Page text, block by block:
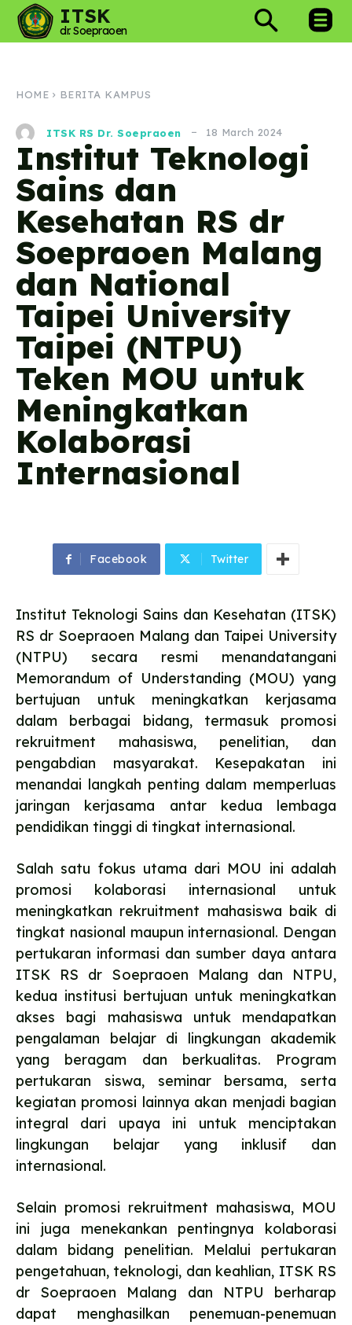
ITSK
dr. Soepraoen
HOME BERITA KAMPUS
ITSK RS Dr. Soepraoen 18 March 2024
Institut Teknologi
Sains dan
Kesehatan RS dr
Soepraoen Malang
dan National
Taipei University
Taipei (NTPU)
Teken MOU untuk
Meningkatkan
Kolaborasi
Internasional
Facebook Twitter
Institut Teknologi Sains dan Kesehatan (ITSK)
RS dr Soepraoen Malang dan Taipei University
(NTPU) secara resmi menandatangani
Memorandum of Understanding (MOU) yang
bertujuan untuk meningkatkan kerjasama
dalam berbagai bidang, termasuk promosi
rekruitment mahasiswa, penelitian, dan
pengabdian masyarakat. Kesepakatan ini
menandai langkah penting dalam memperluas
jaringan kerjasama antar kedua lembaga
pendidikan tinggi di tingkat internasional.
Salah satu fokus utama dari MOU ini adalah
promosi kolaborasi internasional untuk
meningkatkan rekruitment mahasiswa baik di
tingkat nasional maupun internasional. Dengan
pertukaran informasi dan sumber daya antara
ITSK RS dr Soepraoen Malang dan NTPU,
kedua institusi bertujuan untuk meningkatkan
akses bagi mahasiswa untuk mendapatkan
pengalaman belajar di lingkungan akademik
yang beragam dan berkualitas. Program
pertukaran siswa, seminar bersama, serta
kegiatan promosi lainnya akan menjadi bagian
integral dari upaya ini untuk menciptakan
lingkungan belajar yang inklusif dan
internasional.
Selain promosi rekruitment mahasiswa, MOU
ini juga menekankan pentingnya kolaborasi
dalam bidang penelitian. Melalui pertukaran
pengetahuan, teknologi, dan keahlian, ITSK RS
dr Soepraoen Malang dan NTPU berharap
dapat menghasilkan penemuan-penemuan